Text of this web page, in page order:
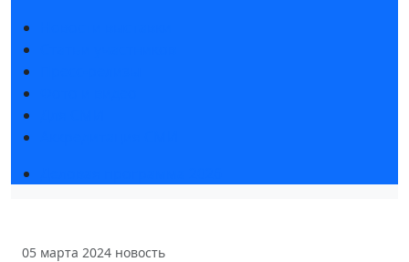
05 марта 2024 новость